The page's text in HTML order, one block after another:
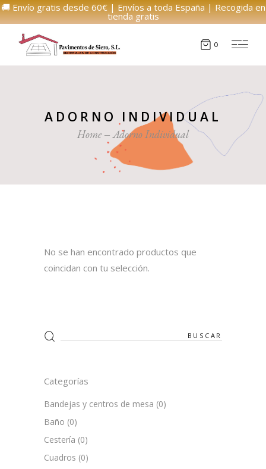
🚚 Envío gratis desde 60€ | Envíos a toda España | Recogida en
tienda gratis
0
ADORNO INDIVIDUAL
Home Adorno Individual
No se han encontrado productos que
coincidan con tu selección.
Search
for:
Categorías
Bandejas y centros de mesa (0)
Baño (0)
Cestería (0)
Cuadros (0)